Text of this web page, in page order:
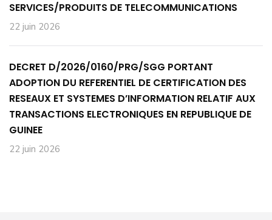
SERVICES/PRODUITS DE TELECOMMUNICATIONS
22 juin 2026
DECRET D/2026/0160/PRG/SGG PORTANT
ADOPTION DU REFERENTIEL DE CERTIFICATION DES
RESEAUX ET SYSTEMES D’INFORMATION RELATIF AUX
TRANSACTIONS ELECTRONIQUES EN REPUBLIQUE DE
GUINEE
22 juin 2026